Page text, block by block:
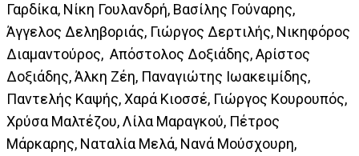
Γαρδίκα, Νίκη Γουλανδρή, Βασίλης Γούναρης,
Άγγελος Δεληβοριάς, Γιώργος Δερτιλής, Νικηφόρος
Διαμαντούρος, Απόστολος Δοξιάδης, Αρίστος
Δοξιάδης, Άλκη Ζέη, Παναγιώτης Ιωακειμίδης,
Παντελής Καψής, Χαρά Κιοσσέ, Γιώργος Κουρουπός,
Χρύσα Μαλτέζου, Λίλα Μαραγκού, Πέτρος
Μάρκαρης, Ναταλία Μελά, Νανά Μούσχουρη,